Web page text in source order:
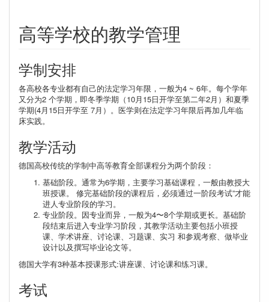
高等学校的教学管理
学制安排
各高校各专业都有自己的法定学习年限，一般为4 ~ 6年。每个学年
又分为2 个学期，即冬季学期（10月15日开学至第二年2月）和夏季
学期(4月15日开学至 7月）。医学则在法定学习年限后再加几年临
床实践。
教学活动
德国高校传统的学制中高等教育全部课程分为两个阶段：
基础阶段。通常为6学期，主要学习基础课程，一般由教授大
班授课。 修完基础阶段的课程后，必须通过一阶段考试”才能
进人专业阶段的学习。
专业阶段。因专业而异，一般为4〜8个学期或更长。基础阶
段结束后进入专业学习阶段，其教学活动主要包括小班授
课、学术讲座、讨论课、习题课、实习 和参观考察、做毕业
设计以及撰写毕业论文等。
德国大学有3种基本授课形式:讲座课、讨论课和练习课。
考试